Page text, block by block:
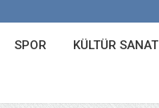
SPOR KÜLTÜR SANAT